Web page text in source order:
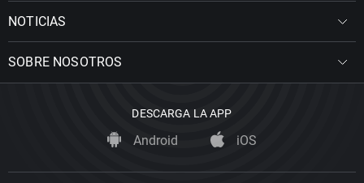
NOTICIAS
SOBRE NOSOTROS
DESCARGA LA APP
Android iOS